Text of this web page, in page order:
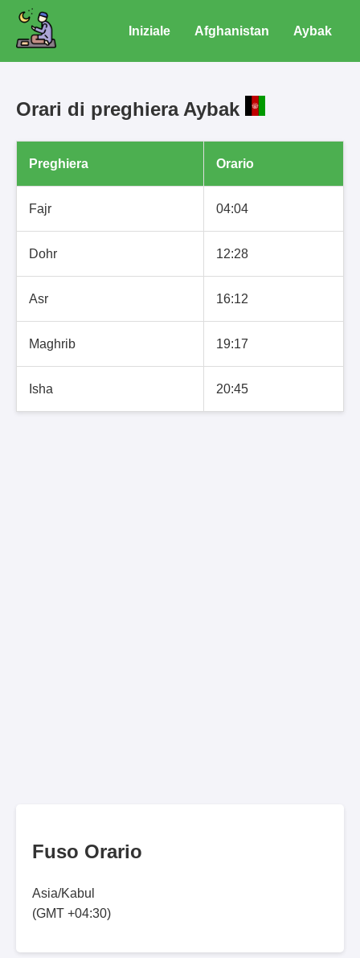
Iniziale Afghanistan Aybak
Orari di preghiera Aybak
Preghiera Orario
Fajr 04:04
Dohr 12:28
Asr 16:12
Maghrib 19:17
Isha 20:45
Fuso Orario
Asia/Kabul
(GMT +04:30)